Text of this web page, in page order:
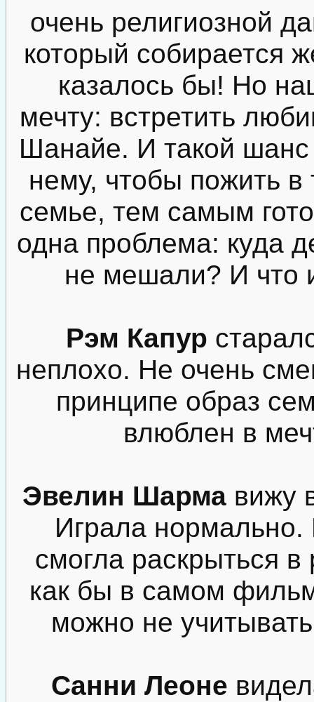
очень религиозной
который собирается
казалось бы! Но
мечту: встретить
Шанайе. И такой
нему, чтобы пожить
семье, тем самым
одна проблема: куда
не мешали? И что
Рэм Капур
неплохо. Не очень
принципе образ
влюблен в
Эвелин Шармавижу
Играла
смогла раскрыться
как бы в самом
можно не
Санни Леоне